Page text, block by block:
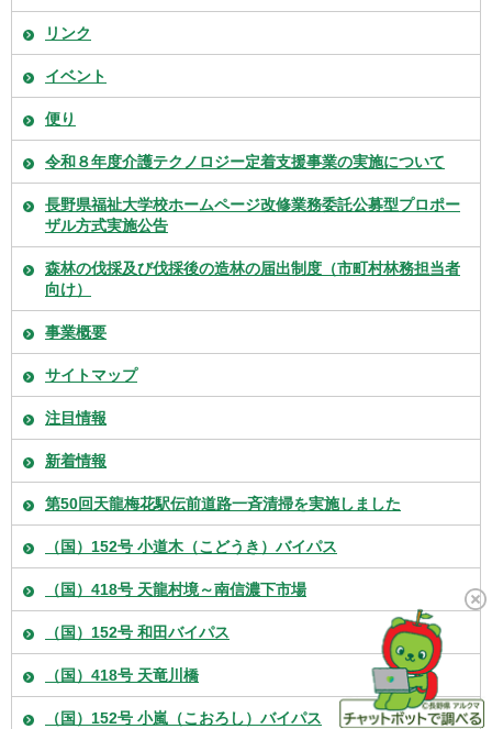
リンク
イベント
便り
令和８年度介護テクノロジー定着支援事業の実施について
長野県福祉大学校ホームページ改修業務委託公募型プロポー
ザル方式実施公告
森林の伐採及び伐採後の造林の届出制度（市町村林務担当者
向け）
事業概要
サイトマップ
注目情報
新着情報
第50回天龍梅花駅伝前道路一斉清掃を実施しました
（国）152号 小道木（こどうき）バイパス
（国）418号 天龍村境～南信濃下市場
（国）152号 和田バイパス
（国）418号 天竜川橋
（国）152号 小嵐（こおろし）バイパス